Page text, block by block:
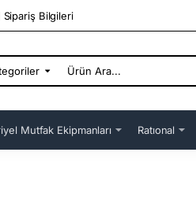
Sipariş Bilgileri
Mutfak Ekipmanları Ratıonal